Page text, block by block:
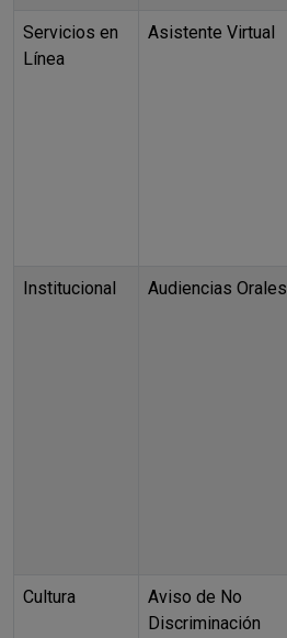
Servicios en
Línea
Asistente Virtual
Institucional Audiencias Orales
Cultura
Aviso de No
Discriminación